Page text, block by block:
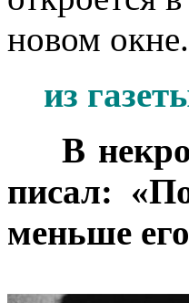
из
В
писал:
меньше